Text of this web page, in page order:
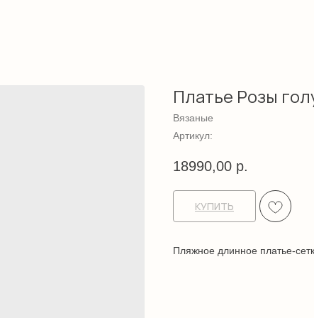
Платье Розы
Вязаные
Артикул:
18990,00 р.
КУПИТЬ
Пляжное длинное платье-